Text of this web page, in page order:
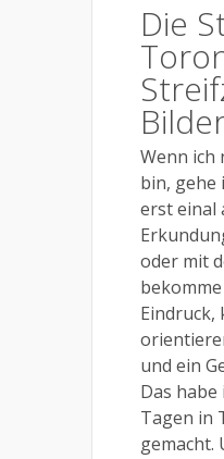
Die
Wenn ich
bin, gehe
erst einal
oder mit
Eindruck,
und ein
Das
Tagen in
gemacht.